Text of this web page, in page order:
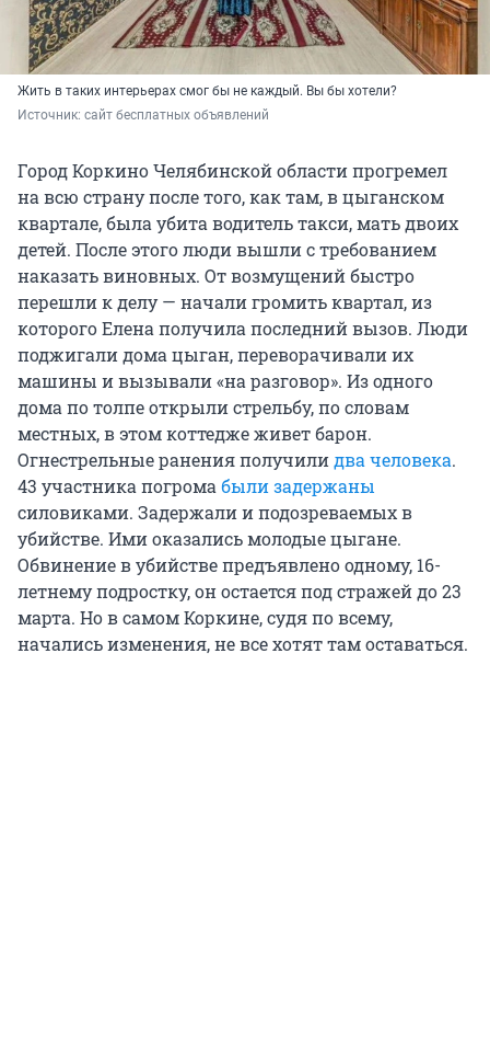
Жить в таких интерьерах смог бы не каждый. Вы бы хотели?
Источник: сайт бесплатных объявлений
Город Коркино Челябинской области прогремел
на всю страну после того, как там, в цыганском
квартале, была убита водитель такси, мать двоих
детей. После этого люди вышли с требованием
наказать виновных. От возмущений быстро
перешли к делу — начали громить квартал, из
которого Елена получила последний вызов. Люди
поджигали дома цыган, переворачивали их
машины и вызывали «на разговор». Из одного
дома по толпе открыли стрельбу, по словам
местных, в этом коттедже живет барон.
Огнестрельные ранения получилидва человека.
43 участника погрома были задержаны
силовиками. Задержали и подозреваемых в
убийстве. Ими оказались молодые цыгане.
Обвинение в убийстве предъявлено одному, 16-
летнему подростку, он остается под стражей до 23
марта. Но в самом Коркине, судя по всему,
начались изменения, не все хотят там оставаться.